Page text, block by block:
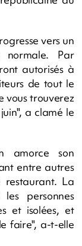
vers un
Par
autorisés à
de tout le
vous trouverez
a clamé le
amorce son
entre autres
restaurant. La
personnes
et isolées, et
faire", a-t-elle